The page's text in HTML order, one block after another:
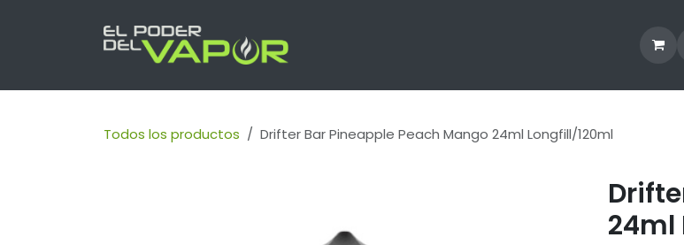
CBD
Todos los productos Drifter Bar Pineapple Peach Mango 24ml Longfill/120ml
24ml